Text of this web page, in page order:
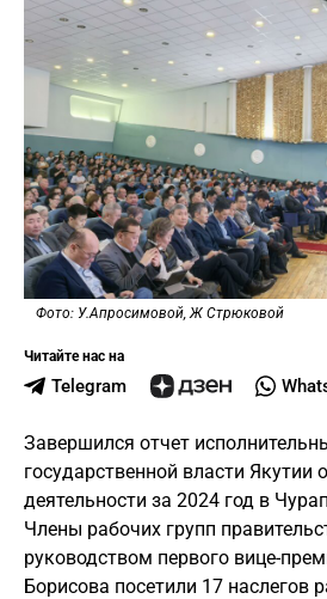
Фото: У.Апросимовой, Ж Стрюковой
Читайте нас на
Telegram
Завершился отчет
государственной власти Якутии
деятельности за 2024 год в
Члены рабочих групп
руководством первого вице-
Борисова посетили 17 наслегов